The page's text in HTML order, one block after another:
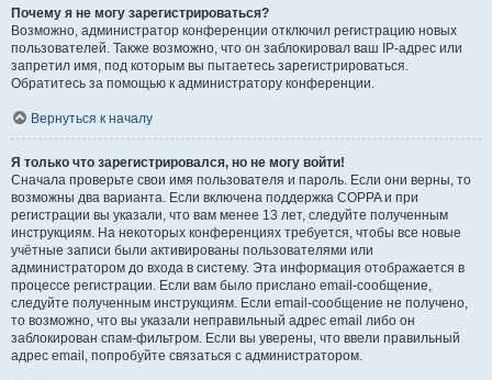
Почему я не могу зарегистрироваться?
Возможно, администратор конференции отключил регистрацию новых
пользователей. Также возможно, что он заблокировал ваш IP-адрес или
запретил имя, под которым вы пытаетесь зарегистрироваться.
Обратитесь за помощью к администратору конференции.
Вернуться к началу
Я только что зарегистрировался, но не могу войти!
Сначала проверьте свои имя пользователя и пароль. Если они верны, то
возможны два варианта. Если включена поддержка COPPA и при
регистрации вы указали, что вам менее 13 лет, следуйте полученным
инструкциям. На некоторых конференциях требуется, чтобы все новые
учётные записи были активированы пользователями или
администратором до входа в систему. Эта информация отображается в
процессе регистрации. Если вам было прислано email-сообщение,
следуйте полученным инструкциям. Если email-сообщение не получено,
то возможно, что вы указали неправильный адрес email либо он
заблокирован спам-фильтром. Если вы уверены, что ввели правильный
адрес email, попробуйте связаться с администратором.